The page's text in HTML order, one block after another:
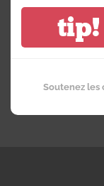
tip!
Soutenez les